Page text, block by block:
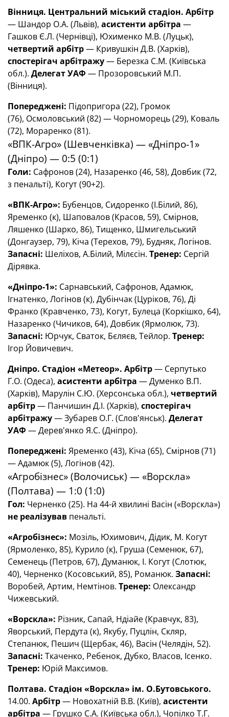
Вінниця. Центральний міський стадіон. Арбітр
— Шандор О.А. (Львів), асистенти арбітра —
Гашков Є.Л. (Чернівці), Юхименко М.В. (Луцьк),
четвертий арбітр— Кривушкін Д.В. (Харків),
спостерігач арбітражу— Березка С.М. (Київська
обл.). Делегат УАФ — Прозоровський М.П.
(Вінниця).
Попереджені: Підопригора (22), Громок
(76), Осмоловський (82) — Чорноморець (29), Коваль
(72), Мораренко (81).
«ВПК-Агро» (Шевченківка) — «Дніпро-1»
(Дніпро) — 0:5 (0:1)
Голи: Сафронов (24), Назаренко (46, 58), Довбик (72,
з пенальті), Когут (90+2).
«ВПК-Агро»: Бубенцов, Сидоренко (І.Білий, 86),
Яременко (к), Шаповалов (Красов, 59), Смірнов,
Ляшенко (Шарко, 86), Тищенко, Шмигельський
(Донгаузер, 79), Кіча (Терехов, 79), Будняк, Логінов.
Запасні: Шеліхов, А.Білий, Мілєсін. Тренер: Сергій
Дірявка.
«Дніпро-1»: Сарнавський, Сафронов, Адамюк,
Ігнатенко, Логінов (к), Дубінчак (Цуріков, 76), Ді
Франко (Кравченко, 73), Когут, Булеца (Коркішко, 64),
Назаренко (Чичиков, 64), Довбик (Ярмолюк, 73).
Запасні: Юрчук, Сваток, Бєляєв, Тейлор. Тренер:
Ігор Йовичевич.
Дніпро. Стадіон «Метеор». Арбітр— Серпутько
Г.О. (Одеса), асистенти арбітра — Думенко В.П.
(Харків), Марулін С.Ю. (Херсонська обл.), четвертий
арбітр— Панчишин Д.І. (Харків), спостерігач
арбітражу— Зубарев О.Г. (Слов'янськ). Делегат
УАФ — Дерев'янко Я.С. (Дніпро).
Попереджені: Яременко (43), Кіча (65), Смірнов (71)
— Адамюк (5), Логінов (42).
«Агробізнес» (Волочиськ) — «Ворскла»
(Полтава) — 1:0 (1:0)
Гол: Черненко (25). На 44-й хвилині Васін («Ворскла»)
не реалізував пенальті.
«Агробізнес»: Мозіль, Юхимович, Дідик, М. Когут
(Ярмоленко, 85), Курило (к), Груша (Семенюк, 67),
Семенець (Петров, 67), Думанюк, І. Когут (Слотюк,
40), Черненко (Косовський, 85), Романюк. Запасні:
Воробей, Артим, Немтінов. Тренер: Олександр
Чижевський.
«Ворскла»: Різник, Сапай, Ндіайе (Кравчук, 83),
Яворський, Пердута (к), Якубу, Пуцлін, Скляр,
Степанюк, Пешич (Щербак, 46), Васін (Челядін, 52).
Запасні: Ткаченко, Ребенок, Дубко, Власов, Ісенко.
Тренер: Юрій Максимов.
Полтава. Стадіон «Ворскла» ім. О.Бутовського.
14.00. Арбітр— Новохатній В.В. (Київ), асистенти
арбітра — Грушко С.А. (Київська обл.), Чопілко Т.Г.